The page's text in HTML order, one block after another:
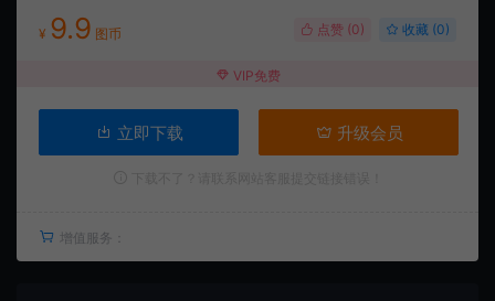
¥ 9.9 图币 点赞 (0) 收藏 (0)
VIP免费
立即下载 升级会员
增值服务：